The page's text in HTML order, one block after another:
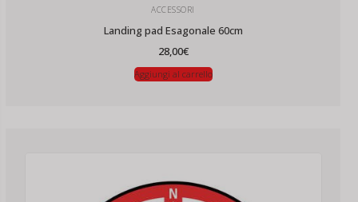
ACCESSORI
Landing pad Esagonale 60cm
28,00€
Aggiungi al carrello